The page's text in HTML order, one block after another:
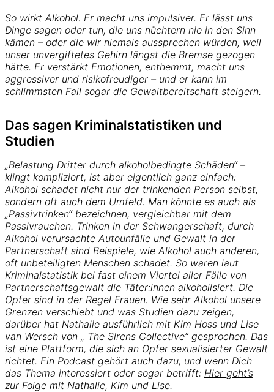
So wirkt Alkohol. Er macht uns impulsiver. Er lässt uns
Dinge sagen oder tun, die uns nüchtern nie in den Sinn
kämen – oder die wir niemals aussprechen würden, weil
unser unvergiftetes Gehirn längst die Bremse gezogen
hätte. Er verstärkt Emotionen, enthemmt, macht uns
aggressiver und risikofreudiger – und er kann im
schlimmsten Fall sogar die Gewaltbereitschaft steigern.
Das sagen Kriminalstatistiken und
Studien
„Belastung Dritter durch alkoholbedingte Schäden“ –
klingt kompliziert, ist aber eigentlich ganz einfach:
Alkohol schadet nicht nur der trinkenden Person selbst,
sondern oft auch dem Umfeld. Man könnte es auch als
„Passivtrinken“ bezeichnen, vergleichbar mit dem
Passivrauchen. Trinken in der Schwangerschaft, durch
Alkohol verursachte Autounfälle und Gewalt in der
Partnerschaft sind Beispiele, wie Alkohol auch anderen,
oft unbeteiligten Menschen schadet. So waren laut
Kriminalstatistik bei fast einem Viertel aller Fälle von
Partnerschaftsgewalt die Täter:innen alkoholisiert. Die
Opfer sind in der Regel Frauen. Wie sehr Alkohol unsere
Grenzen verschiebt und was Studien dazu zeigen,
darüber hat Nathalie ausführlich mit Kim Hoss und Lise
van Wersch von „ The Sirens Collective“ gesprochen. Das
ist eine Plattform, die sich an Opfer sexualisierter Gewalt
richtet. Ein Podcast gehört auch dazu, und wenn Dich
das Thema interessiert oder sogar betrifft: Hier geht’s
zur Folge mit Nathalie, Kim und Lise.